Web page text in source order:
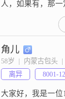
人，如果有，那
角儿
58岁  |  内蒙古包头  |
离异
8001-
大家好，我是一位